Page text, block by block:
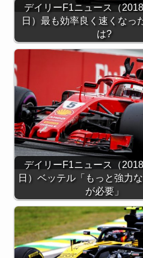
デイリーF1ニュース（
日）最も効率良く速くなっ
は?
デイリーF1ニュース（
日）ベッテル「もっと強力
が必要」